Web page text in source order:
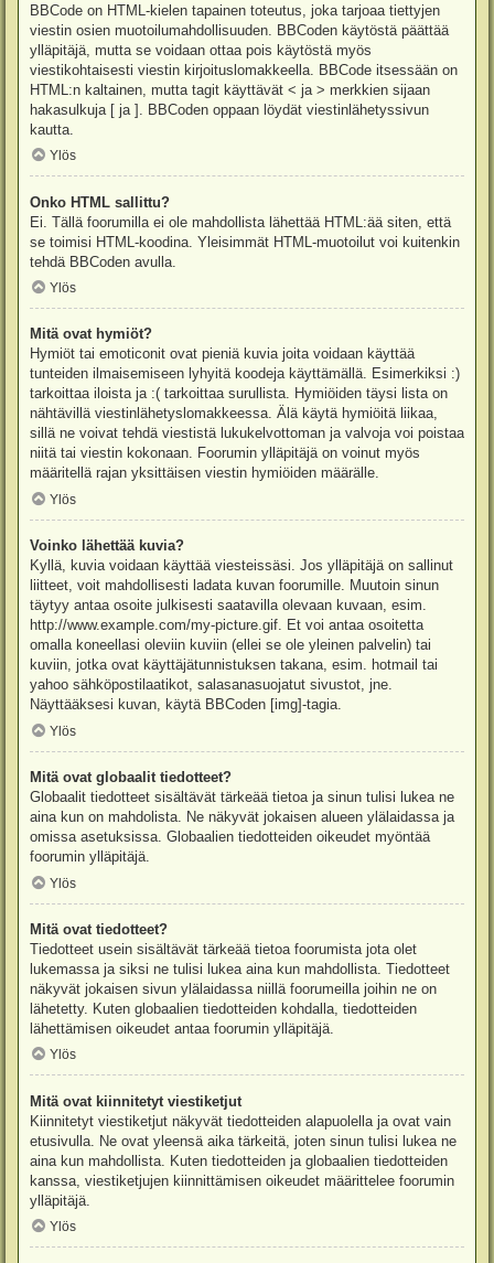
BBCode on HTML-kielen tapainen toteutus, joka tarjoaa tiettyjen
viestin osien muotoilumahdollisuuden. BBCoden käytöstä päättää
ylläpitäjä, mutta se voidaan ottaa pois käytöstä myös
viestikohtaisesti viestin kirjoituslomakkeella. BBCode itsessään on
HTML:n kaltainen, mutta tagit käyttävät < ja > merkkien sijaan
hakasulkuja [ ja ]. BBCoden oppaan löydät viestinlähetyssivun
kautta.
Ylös
Onko HTML sallittu?
Ei. Tällä foorumilla ei ole mahdollista lähettää HTML:ää siten, että
se toimisi HTML-koodina. Yleisimmät HTML-muotoilut voi kuitenkin
tehdä BBCoden avulla.
Ylös
Mitä ovat hymiöt?
Hymiöt tai emoticonit ovat pieniä kuvia joita voidaan käyttää
tunteiden ilmaisemiseen lyhyitä koodeja käyttämällä. Esimerkiksi :)
tarkoittaa iloista ja :( tarkoittaa surullista. Hymiöiden täysi lista on
nähtävillä viestinlähetyslomakkeessa. Älä käytä hymiöitä liikaa,
sillä ne voivat tehdä viestistä lukukelvottoman ja valvoja voi poistaa
niitä tai viestin kokonaan. Foorumin ylläpitäjä on voinut myös
määritellä rajan yksittäisen viestin hymiöiden määrälle.
Ylös
Voinko lähettää kuvia?
Kyllä, kuvia voidaan käyttää viesteissäsi. Jos ylläpitäjä on sallinut
liitteet, voit mahdollisesti ladata kuvan foorumille. Muutoin sinun
täytyy antaa osoite julkisesti saatavilla olevaan kuvaan, esim.
http://www.example.com/my-picture.gif. Et voi antaa osoitetta
omalla koneellasi oleviin kuviin (ellei se ole yleinen palvelin) tai
kuviin, jotka ovat käyttäjätunnistuksen takana, esim. hotmail tai
yahoo sähköpostilaatikot, salasanasuojatut sivustot, jne.
Näyttääksesi kuvan, käytä BBCoden [img]-tagia.
Ylös
Mitä ovat globaalit tiedotteet?
Globaalit tiedotteet sisältävät tärkeää tietoa ja sinun tulisi lukea ne
aina kun on mahdolista. Ne näkyvät jokaisen alueen ylälaidassa ja
omissa asetuksissa. Globaalien tiedotteiden oikeudet myöntää
foorumin ylläpitäjä.
Ylös
Mitä ovat tiedotteet?
Tiedotteet usein sisältävät tärkeää tietoa foorumista jota olet
lukemassa ja siksi ne tulisi lukea aina kun mahdollista. Tiedotteet
näkyvät jokaisen sivun ylälaidassa niillä foorumeilla joihin ne on
lähetetty. Kuten globaalien tiedotteiden kohdalla, tiedotteiden
lähettämisen oikeudet antaa foorumin ylläpitäjä.
Ylös
Mitä ovat kiinnitetyt viestiketjut
Kiinnitetyt viestiketjut näkyvät tiedotteiden alapuolella ja ovat vain
etusivulla. Ne ovat yleensä aika tärkeitä, joten sinun tulisi lukea ne
aina kun mahdollista. Kuten tiedotteiden ja globaalien tiedotteiden
kanssa, viestiketjujen kiinnittämisen oikeudet määrittelee foorumin
ylläpitäjä.
Ylös